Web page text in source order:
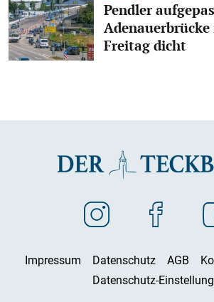
Pendler
Freitag dicht
Impressum Datenschutz AGB
Datenschutz-